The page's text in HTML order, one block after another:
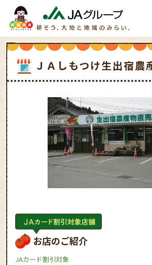
ＪＡしもつけ生出宿農
お店のご紹介
JAカード割引対象